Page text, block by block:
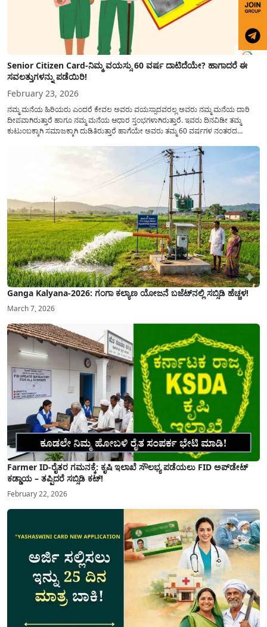
Senior Citizen Card-ನಿಮ್ಮ ವಯಸ್ಸು 60 ವರ್ಷ ದಾಟಿದೆಯೇ? ಹಾಗಾದರೆ ಈ
ಸವಲತ್ತುಗಳನ್ನು ಪಡೆಯಿರಿ!
February 23, 2026
ನಮ್ಮ ಮನೆಯ ಹಿರಿಯರು ಎಂದರೆ ಕೇವಲ ಅವರು ವಯಸ್ಸಾದವರಲ್ಲ ಅವರು ನಮ್ಮ ಮನೆಯ ದಾರಿ
ದೀಪವಾಗಿರುತ್ತಾರೆ ಹಾಗೂ ನಮ್ಮ ಮನೆಯ ಆಧಾರ ಸ್ತಂಭಗಳಾಗಿರುತ್ತಾರೆ. ಇವರು ದಿನವಿಡೀ ತಮ್ಮ
ಕುಟುಂಬಕ್ಕಾಗಿ ಸಮಾಜಕ್ಕಾಗಿ ದುಡಿತಿರುತ್ತಾರೆ ಹಾಗೆಯೇ ಅವರು ತಮ್ಮ 60 ವರ್ಷಗಳ ನಂತರದ
Ganga Kalyana-2026: ಗಂಗಾ ಕಲ್ಯಾಣ ಯೋಜನೆ ಬಜೆಟ್‌ನಲ್ಲಿ ಸಬ್ಸಿಡಿ ಹೆಚ್ಚಳ!
March 7, 2026
Farmer ID-ರೈತರ ಗಮನಕ್ಕೆ: ಕೃಷಿ ಇಲಾಖೆ ಸೌಲಭ್ಯ ಪಡೆಯಲು FID ಅಪ್‌ಡೇಟ್
ಕಡ್ಡಾಯ – ತಪ್ಪಿದರೆ ಸಬ್ಸಿಡಿ ಕಟ್!
February 22, 2026